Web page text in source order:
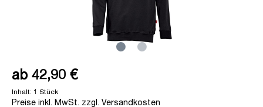
ab 42,90 €
Inhalt: 1 Stück
Preise inkl. MwSt. zzgl. Versandkosten